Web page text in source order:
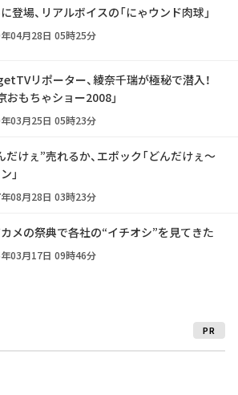
登場、リアルボイスの「にゃウンド肉球」
04月28日 05時25分
リポーター、綾奈千瑞が極秘で潜入！
京おもちゃショー2008」
03月25日 05時23分
だけぇ”売れるか、エポック「どんだけぇ～
」
08月28日 03時23分
メの祭典で各社の“イチオシ”を見てきた
03月17日 09時46分
PR